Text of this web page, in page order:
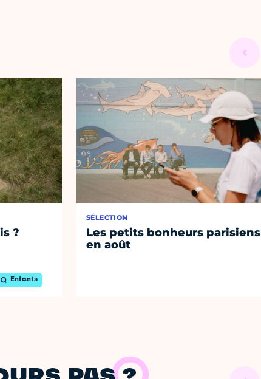
?
Enfants
SÉLECTION
Les petits bonheurs parisiens
en août